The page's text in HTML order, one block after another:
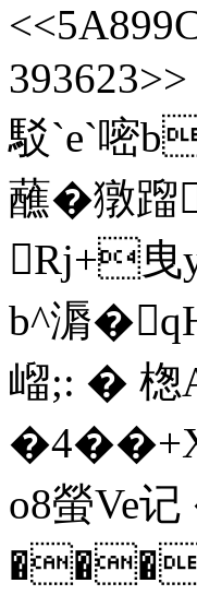
駁`e`嘧
蘸�獤蹓
Rj+曳
b^漘
嵧;: �
o8螢Ve
���